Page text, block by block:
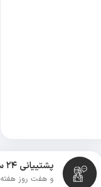
پشتییانی ۲۴ ساعته
و هفت روز هفته